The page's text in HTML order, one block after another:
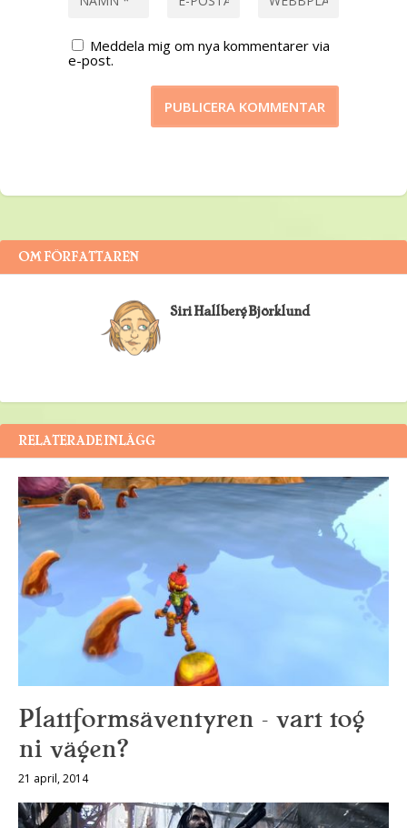
Meddela mig om nya kommentarer via
e-post.
OM FÖRFATTAREN
Siri Hallberg Björklund
RELATERADE INLÄGG
Plattformsäventyren – vart tog
ni vägen?
21 april, 2014